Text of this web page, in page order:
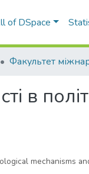
of DSpace
в
mechanisms